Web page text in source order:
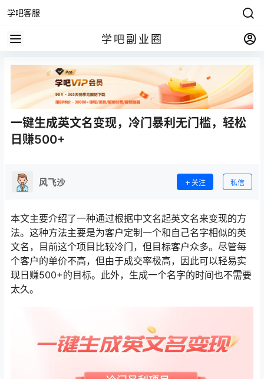
学吧客服
学吧副业圈
一键生成英文名变现，冷门暴利无门槛，轻松
日赚500+
风飞沙 关注 私信
本文主要介绍了一种通过根据中文名起英文名来变现的方
法。这种方法主要是为客户定制一个和自己名字相似的英
文名，目前这个项目比较冷门，但目标客户众多。尽管每
个客户的单价不高，但由于成交率极高，因此可以轻易实
现日赚500+的目标。此外，生成一个名字的时间也不需要
太久。